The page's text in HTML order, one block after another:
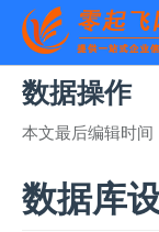
数据操作
本文最后编辑时间
数据库